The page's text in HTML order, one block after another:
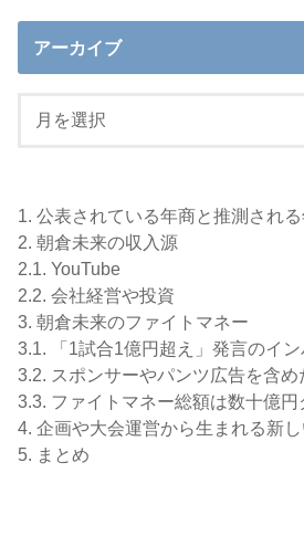
アーカイブ
1. 公表されている年商と推測される
2. 朝倉未来の収入源
2.1. YouTube
2.2. 会社経営や投資
3. 朝倉未来のファイトマネー
3.1. 「1試合1億円超え」発言のイン
3.2. スポンサーやパンツ広告を含
3.3. ファイトマネー総額は数十億円
4. 企画や大会運営から生まれる新
5. まとめ